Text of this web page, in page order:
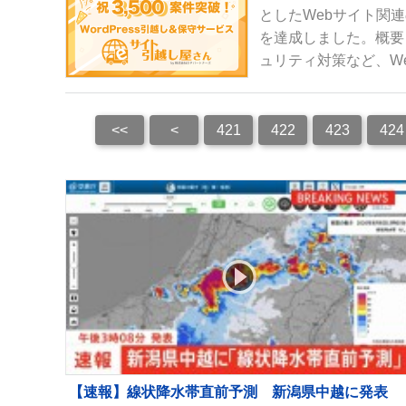
としたWebサイト関
を達成しました。概
ュリティ対策など、
<< < 421 422 423 424
【速報】線状降水帯直前予測 新潟県中越に発表